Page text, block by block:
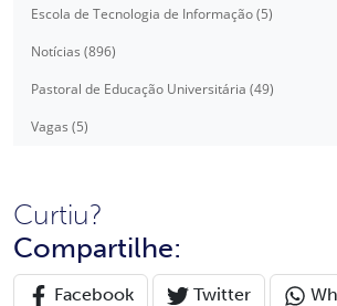
Escola de Tecnologia de Informação (5)
Notícias (896)
Pastoral de Educação Universitária (49)
Vagas (5)
Curtiu?
Compartilhe:
Facebook Twitter